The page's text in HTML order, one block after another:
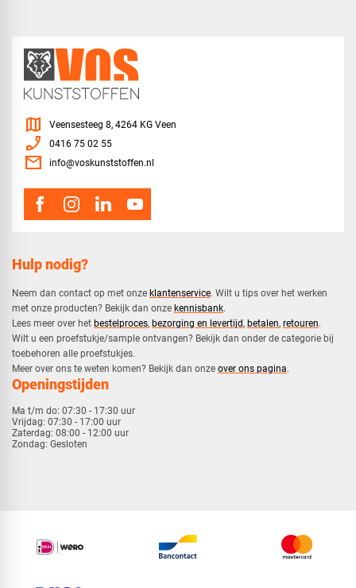
Hulp nodig?
Neem dan contact op met onze klantenservice. Wilt u tips over het werken
met onze producten? Bekijk dan onze kennisbank.
​Lees meer over het bestelproces, bezorging en levertijd, betalen, retouren.​
​Wilt u een proefstukje/sample ontvangen? Bekijk dan onder de categorie bij
toebehoren alle proefstukjes.
​​Meer over ons te weten komen? Bekijk dan onze over ons pagina.
Openingstijden
Ma t/m do: 07:30 - 17:30 uur
Vrijdag: 07:30 - 17:00 uur
Zaterdag: 08:00 - 12:00 uur
Zondag: Gesloten
map Veensesteeg 8, 4264 KG Veen
phone_enabled 0416 75 02 55
mail info@voskunststoffen.nl